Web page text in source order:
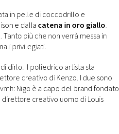
in pelle di coccodrillo e
e dalla catena in oro giallo.
più che non verrà messa in
privilegiati.
dirlo. Il poliedrico artista sta
creativo di Kenzo. I due sono
Nigo è a capo del brand fondato
direttore creativo uomo di Louis